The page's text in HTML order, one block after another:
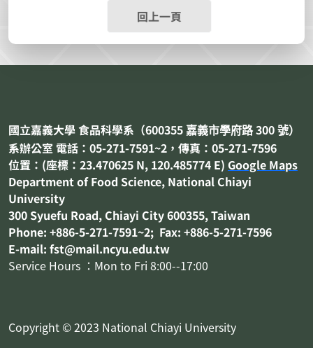
回上一頁
國立嘉義大學 食品科學系（600355 嘉義市學府路300 號）
系辦公室 電話：05-271-7591~2，傳真：05-271-7596
位置：(座標：23.470625 N, 120.485774 E) Google Maps
Department ofFood Science, National Chiayi
University
300 Syuefu Road, Chiayi City 600355, Taiwan
Phone: +886-5-271-7591~2; Fax: +886-5-271-7596
E-mail: fst@mail.ncyu.edu.tw
Service Hours ：Mon to Fri 8:00--17:00
Copyright © 2023 National Chiayi University